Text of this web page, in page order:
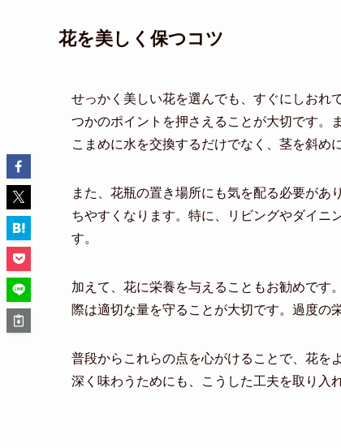
花を美しく保つコツ
せっかく美しい花を選んでも、すぐにしおれ
つかのポイントを押さえることが大切です。
こまめに水を交換するだけでなく、茎を斜め
また、花瓶の置き場所にも気を配る必要があ
ちやすくなります。特に、リビングやダイニ
す。
加えて、花に栄養を与えることもお勧めです
際は適切な量を守ることが大切です。過度の
普段からこれらの点を心がけることで、花を
深く味わうためにも、こうした工夫を取り入